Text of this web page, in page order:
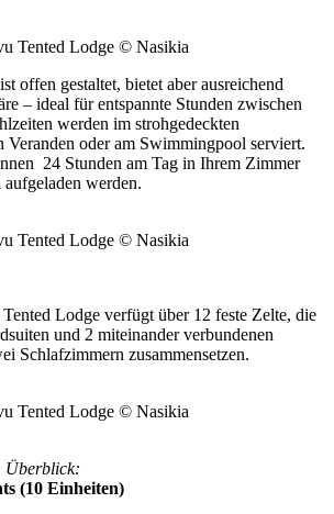
Tented Lodge © Nasikia
offen gestaltet, bietet aber ausreichend
– ideal für entspannte Stunden zwischen
werden im strohgedeckten
Veranden oder am Swimmingpool serviert.
24 Stunden am Tag in Ihrem Zimmer
werden.
Tented Lodge © Nasikia
Lodge verfügt über 12 feste Zelte, die
und 2 miteinander verbundenen
Schlafzimmern zusammensetzen.
Tented Lodge © Nasikia
Überblick:
(10 Einheiten)